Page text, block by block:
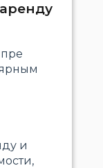
и